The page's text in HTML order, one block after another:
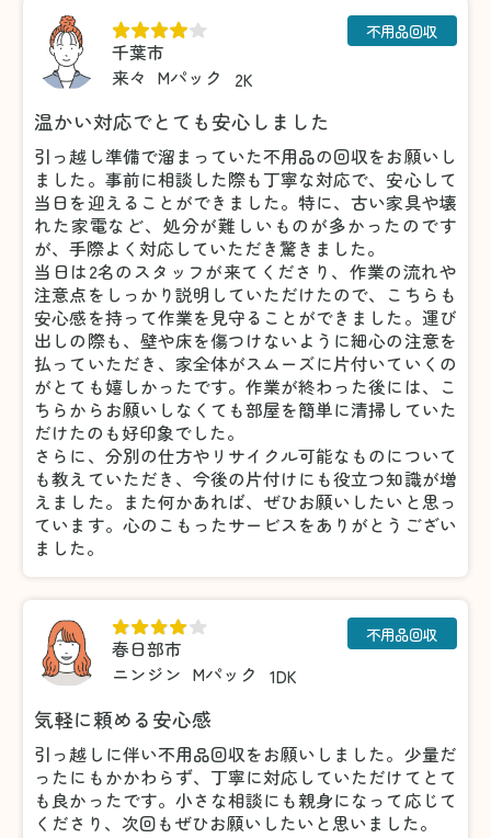
千葉市
来々 Mパック 2K
不用品回収
温かい対応でとても安心しました
引っ越し準備で溜まっていた不用品の回収をお願いし
ました。事前に相談した際も丁寧な対応で、安心して
当日を迎えることができました。特に、古い家具や壊
れた家電など、処分が難しいものが多かったのです
が、手際よく対応していただき驚きました。
当日は2名のスタッフが来てくださり、作業の流れや
注意点をしっかり説明していただけたので、こちらも
安心感を持って作業を見守ることができました。運び
出しの際も、壁や床を傷つけないように細心の注意を
払っていただき、家全体がスムーズに片付いていくの
がとても嬉しかったです。作業が終わった後には、こ
ちらからお願いしなくても部屋を簡単に清掃していた
だけたのも好印象でした。
さらに、分別の仕方やリサイクル可能なものについて
も教えていただき、今後の片付けにも役立つ知識が増
えました。また何かあれば、ぜひお願いしたいと思っ
ています。心のこもったサービスをありがとうござい
ました。
春日部市
ニンジン Mパック 1DK
不用品回収
気軽に頼める安心感
引っ越しに伴い不用品回収をお願いしました。少量だ
ったにもかかわらず、丁寧に対応していただけてとて
も良かったです。小さな相談にも親身になって応じて
くださり、次回もぜひお願いしたいと思いました。